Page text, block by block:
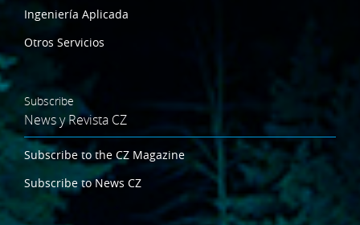
Ingeniería Aplicada
Otros Servicios
Subscribe
News y Revista CZ
Subscribe to the CZ Magazine
Subscribe to News CZ